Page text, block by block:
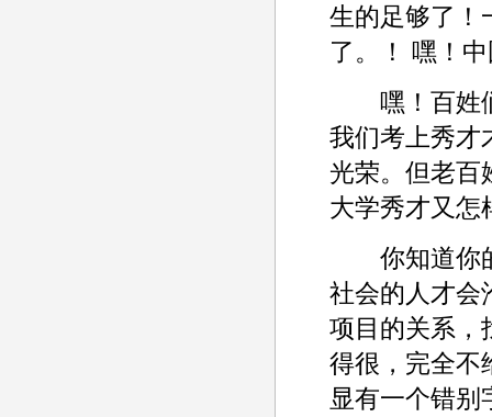
生的足够了！
了。！ 嘿！
嘿！百姓们
我们考上秀才
光荣。但老
大学秀才又怎
你知道你的
社会的人才会
项目的关系，
得很，完全不
显有一个错别